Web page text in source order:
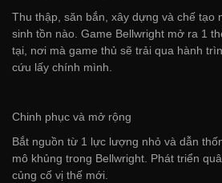
Thu thập, săn bắn, xây dựng và chế tạo
sinh tồn nào. Game Bellwright mở ra 1
tại, nơi mà game thủ sẽ trải qua hành
cứu lấy chính mình.
Chinh phục và mở rộng
Bắt nguồn từ 1 lực lượng nhỏ và dẫn
mô khủng trong Bellwright. Phát triển
củng cố vị thế mới.